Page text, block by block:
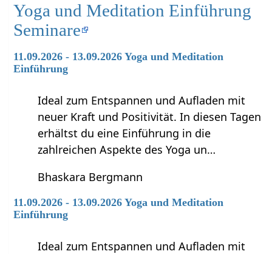
Yoga und Meditation Einführung
Seminare
11.09.2026 - 13.09.2026 Yoga und Meditation
Einführung
Ideal zum Entspannen und Aufladen mit
neuer Kraft und Positivität. In diesen Tagen
erhältst du eine Einführung in die
zahlreichen Aspekte des Yoga un…
Bhaskara Bergmann
11.09.2026 - 13.09.2026 Yoga und Meditation
Einführung
Ideal zum Entspannen und Aufladen mit